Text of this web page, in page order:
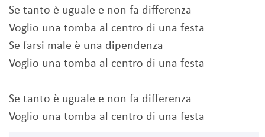
Se tanto è uguale e non fa differenza
Voglio una tomba al centro di una festa
Se farsi male è una dipendenza
Voglio una tomba al centro di una festa
Se tanto è uguale e non fa differenza
Voglio una tomba al centro di una festa